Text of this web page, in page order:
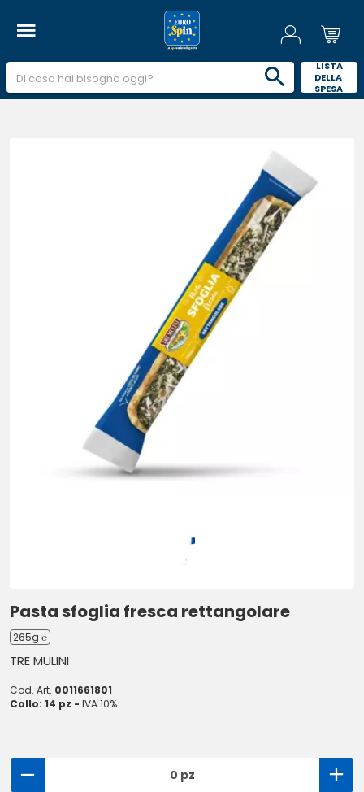
LISTA
DELLA
SPESA
Pasta sfoglia fresca rettangolare
265g ℮
TRE MULINI
Cod. Art. 0011661801
Collo: 14 pz - IVA 10%
0 pz